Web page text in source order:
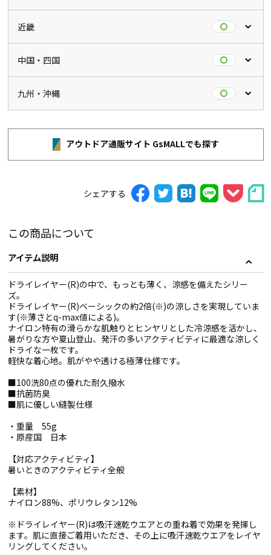
近畿
中国・四国
九州・沖縄
アウトドア通販サイト GsMALLでも探す
シェアする
この商品について
アイテム説明
ドライレイヤー(R)の中で、もっとも薄く、涼感を備えたシリー
ズ。
ドライレイヤー(R)ベーシックの約2倍(※)の涼しさを実現していま
す(※薄さとq-max値による)。
ナイロン特有の滑らかな肌触りとヒンヤリとした冷涼感を活かし、
暑がりな方や夏山登山、発汗の多いアクティビティに最適な涼しく
ドライな一枚です。
軽快な着心地。肌がやや透ける極薄仕様です。
■100洗80点の優れた耐久撥水
■抗菌防臭
■肌に優しい縫製仕様
・重量 55g
・原産国 日本
【対応アクティビティ】
暑いときのアクティビティ全般
【素材】
ナイロン88%、ポリウレタン12%
※ドライレイヤー(R)は吸汗速乾ウエアとの重ね着で効果を発揮し
ます。肌に直接ご着用いただき、その上に吸汗速乾ウエアをレイヤ
リングしてください。